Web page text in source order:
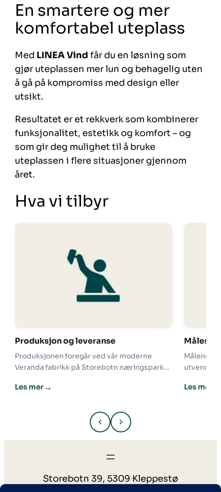
En smartere og mer
komfortabel uteplass
Med LINEA Vind får du en løsning som
gjør uteplassen mer lun og behagelig uten
å gå på kompromiss med design eller
utsikt.
Resultatet er et rekkverk som kombinerer
funksjonalitet, estetikk og komfort – og
som gir deg mulighet til å bruke
uteplassen i flere situasjoner gjennom
året.
Hva vi tilbyr
Produksjon og leveranse
Produksjonen foregår ved vår moderne
Veranda fabrikk på Storebotn næringspark
Les mer→
Målene
Les mer
Storebotn 39, 5309 Kleppestø